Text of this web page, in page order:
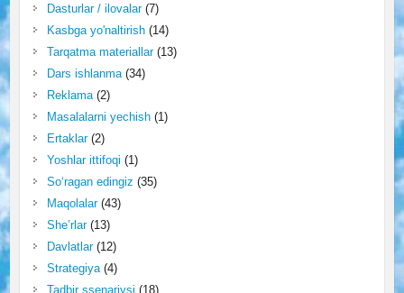
Dasturlar / ilovalar(7)
Kasbga yo'naltirish(14)
Tarqatma materiallar(13)
Dars ishlanma(34)
Reklama(2)
Masalalarni yechish(1)
Ertaklar(2)
Yoshlar ittifoqi (1)
So‘ragan edingiz (35)
Maqolalar(43)
She’rlar(13)
Davlatlar(12)
Strategiya(4)
Tadbir ssenariysi (18)